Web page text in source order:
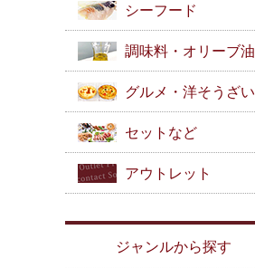
シーフード
調味料・オリーブ油
グルメ・洋そうざい
セットなど
アウトレット
ジャンルから探す